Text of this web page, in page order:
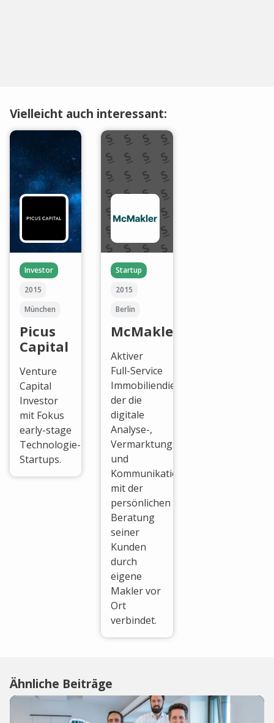
Vielleicht auch interessant:
Investor
2015
München
Picus
Capital
Venture
Capital
Investor
mit Fokus
early-stage
Technologie-
Startups.
Startup
2015
Berlin
McMakler
Aktiver
Full-Service
Immobiliendienstleister,
der die
digitale
Analyse-,
Vermarktungs-
und
Kommunikationstechnologien
mit der
persönlichen
Beratung
seiner
Kunden
durch
eigene
Makler vor
Ort
verbindet.
Ähnliche Beiträge